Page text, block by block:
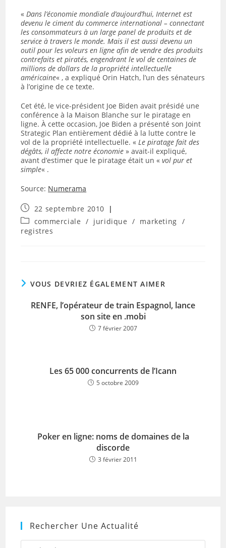
«Dans l’économie mondiale d’aujourd’hui, Internet est
devenu le ciment du commerce international – connectant
les consommateurs à un large panel de produits et de
service à travers le monde. Mais il est aussi devenu un
outil pour les voleurs en ligne afin de vendre des produits
contrefaits et piratés, engendrant le vol de centaines de
millions de dollars de la propriété intellectuelle
américaine« , a expliqué Orin Hatch, l’un des sénateurs
à l’origine de ce texte.
Cet été, le vice-président Joe Biden avait présidé une
conférence à la Maison Blanche sur le piratage en
ligne. À cette occasion, Joe Biden a présenté son Joint
Strategic Plan entièrement dédié à la lutte contre le
vol de la propriété intellectuelle. «Le piratage fait des
dégâts, il affecte notre économie » avait-il expliqué,
avant d’estimer que le piratage était un «vol pur et
simple« .
Source: Numerama
Publication
publiée :
22 septembre 2010
Post
category:
commerciale / juridique / marketing /
registres
VOUS DEVRIEZ ÉGALEMENT AIMER
RENFE, l’opérateur de train Espagnol, lance
son site en .mobi
7 février 2007
Les 65 000 concurrents de l’Icann
5 octobre 2009
Poker en ligne: noms de domaines de la
discorde
3 février 2011
Rechercher Une Actualité
Press